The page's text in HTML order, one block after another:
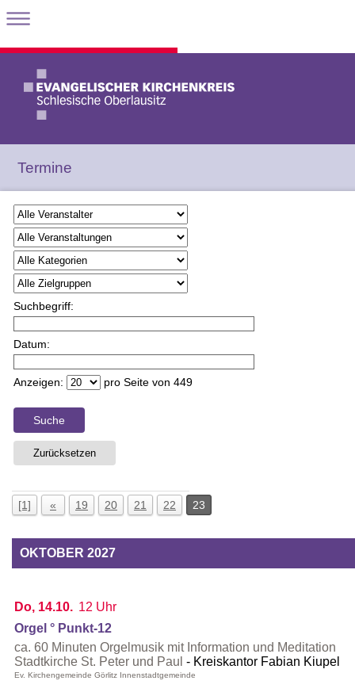
Termine
Suchbegriff:
Datum:
Anzeigen: pro Seite von 449
Suche
Zurücksetzen
[1] « 19 20 21 22 23
OKTOBER 2027
Do, 14.10. 12 Uhr
Orgel ° Punkt-12
ca. 60 Minuten Orgelmusik mit Information und Meditation
Stadtkirche St. Peter und Paul
Kreiskantor Fabian Kiupel
Ev. Kirchengemeinde Görlitz Innenstadtgemeinde